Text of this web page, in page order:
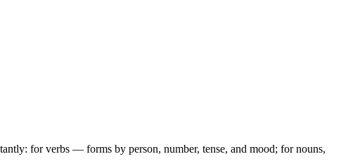
for verbs — forms by person, number, tense, and mood; for nouns,